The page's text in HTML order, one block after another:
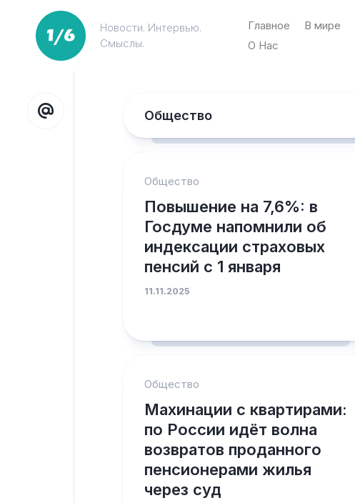
содержанию
Новости. Интервью.
Смыслы.
Главное В мире
О Нас
Общество
Общество
Повышение на 7,6%: в
Госдуме напомнили об
индексации страховых
пенсий с 1 января
11.11.2025
Общество
Махинации с квартирами:
по России идёт волна
возвратов проданного
пенсионерами жилья
через суд